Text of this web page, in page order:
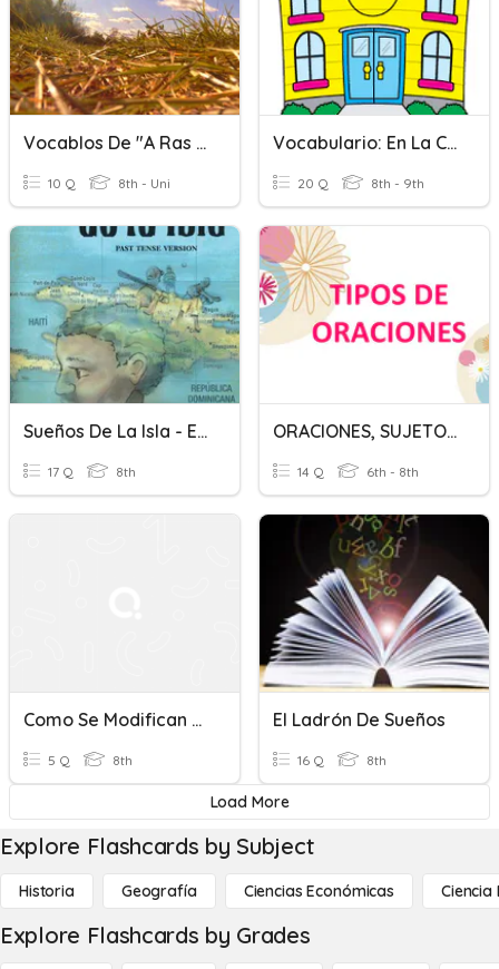
Vocablos De "A Ras Del Suelo"
10 Q 8th - Uni
Vocabulario: En La Casa
20 Q 8th - 9th
Sueños De La Isla - Eventos Cap. 1 - 6
17 Q 8th
ORACIONES, SUJETOS Y PREDICADOS, Y PUNTUACIÓN
14 Q 6th - 8th
Como Se Modifican Los Suelos
5 Q 8th
El Ladrón De Sueños
16 Q 8th
Load More
Explore Flashcards by Subject
Historia Geografía Ciencias Económicas Ciencia
Explore Flashcards by Grades